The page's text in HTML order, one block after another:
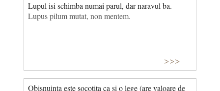
Lupul isi schimba numai parul, dar naravul ba.
Lupus pilum mutat, non mentem.
>>>
Obisnuinta este socotita ca si o lege (are valoare de